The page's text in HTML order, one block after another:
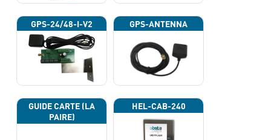
GPS-24/48-I-V2 GPS-ANTENNA
GUIDE CARTE (LA
PAIRE)
HEL-CAB-240